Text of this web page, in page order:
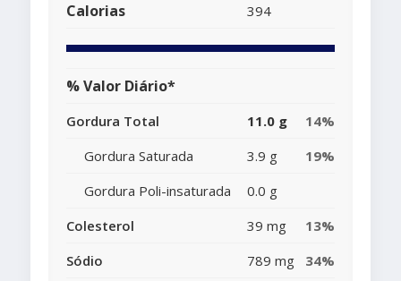
Calorias 394
% Valor Diário*
Gordura Total 11.0 g
14%
Gordura Saturada
3.9 g
19%
Gordura Poli-insaturada
0.0 g
Colesterol
39 mg
13%
Sódio
789 mg
34%